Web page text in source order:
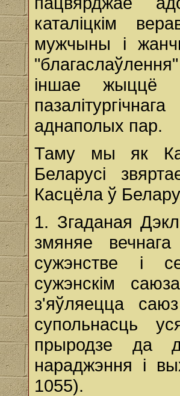
каталіцкім
мужчыны і
іншае жыццё
аднаполых пар.
Таму мы як
Беларусі
Касцёла ў
1. Згаданая
змяняе
сужэнстве і
сужэнскім
з'яўляецца
супольнасць
прыродзе да
нараджэння і
1055).